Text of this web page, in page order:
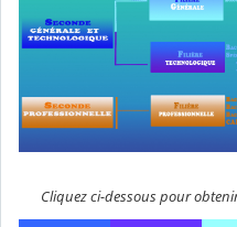
Cliquez ci-dessous pour